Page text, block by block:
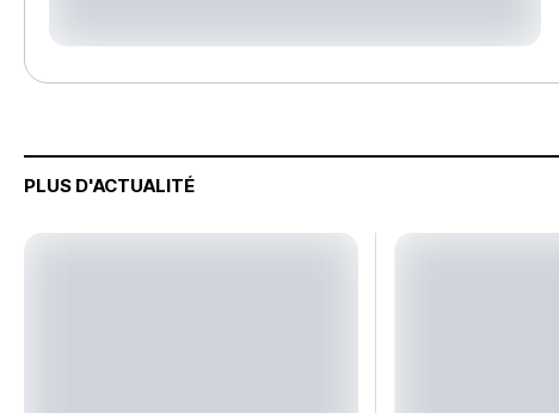
PLUS D'ACTUALITÉ